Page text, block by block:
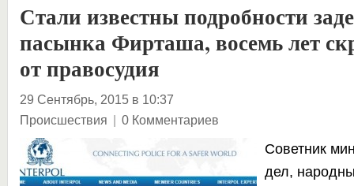
Стали известны подробности
пасынка Фирташа, восемь лет
от правосудия
29 Сентябрь, 2015 в 10:37
Происшествия | 0 Комментариев
Советник
дел,